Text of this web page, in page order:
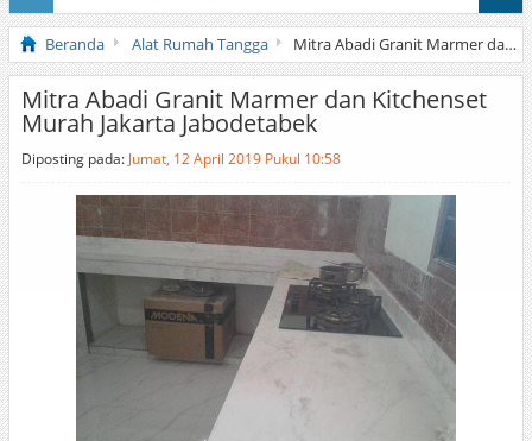
Honda Brio 1.3 E AT CBU 2012 Putih
Beranda Alat Rumah Tangga Mitra Abadi Granit Marmer dan Kitchenset Murah Jakarta Jabodetabek
Mitra Abadi Granit Marmer dan Kitchenset
Murah Jakarta Jabodetabek
Diposting pada: Jumat, 12 April 2019 Pukul 10:58